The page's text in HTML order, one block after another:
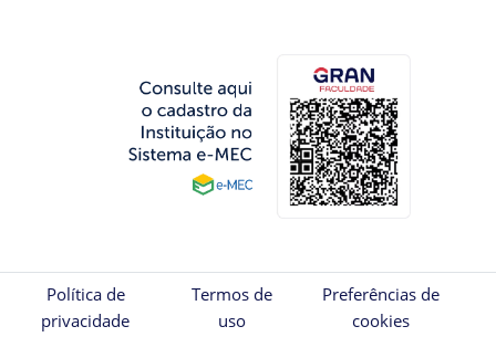
Política de
privacidade
Termos de
uso
Preferências de
cookies